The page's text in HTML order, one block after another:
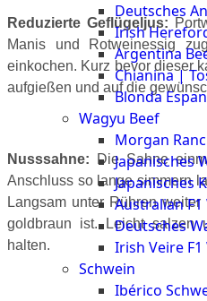
|
Stuttgart
Deutsches
Irish
Argentina
Chianina |
Blonda
Wagyu Beef
Morgan
Japanisches
Japanisches
Australian F1
Deutsches
Irish Veire
Schwein
Ibérico
Reduzierte Geflügeljus:
Manis und Rotweinessig
einkochen. Kurz bevor dieser
aufgießen und auf die
Nusssahne: Die Sahne
Anschluss so lange simmern
Langsam unter Rühren
goldbraun ist. Leicht salzen
halten.